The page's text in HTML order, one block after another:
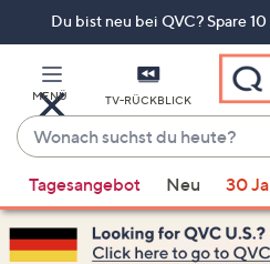
Du bist neu bei QVC? Spare
MENÜ TV-RÜCKBLICK
Wonach
suchst
du
heute?
Vorschläge
verfügbar
sind,
Tagesangebot Neu 30